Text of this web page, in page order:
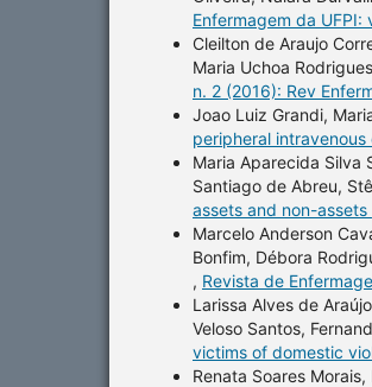
Enfermagem da UFPI:
Cleilton de Araujo
Maria Uchoa
n. 2 (2016): Rev
Joao Luiz Grandi,
peripheral
Maria Aparecida Silva
Santiago de Abreu,
assets and non-assets
Marcelo Anderson
Bonfim, Débora
, Revista de
Larissa Alves de
Veloso Santos,
victims of domestic
Renata Soares